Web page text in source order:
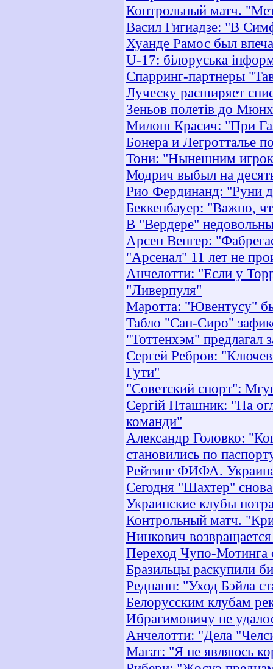
Контрольный матч.
Васил Гигиадзе: "В
Хуанде Рамос был
U-17: білоруська
Спарринг-партнеры
Луческу расширяет
Зеньов полетів до
Милош Красич: "При
Бонера и Легротталье
Тони: "Нынешним
Модрич выбыл на
Рио Фердинанд: "Руни
Беккенбауер: "Важно,
В "Вердере"
Арсен Венгер:
"Арсенал" 11 лет не
Анчелотти: "Если у
"Ливерпуля"
Маротта: "Ювентусу"
Табло "Сан-Сиро"
"Тоттенхэм" предлагал
Сергей Ребров:
Гути"
"Советский спорт":
Сергій Пташник: "На
команди"
Александр Головко:
становились по
Рейтинг ФИФА.
Сегодня "Шахтер"
Украинские клубы
Контрольный матч.
Нинкович
Переход Чупо-Мотинга
Бразильцы раскупили
Реднапп: "Уход Бэйла
Белорусским клубам
Ибрагимовичу не
Анчелотти: "Дела
Магат: "Я не являюсь